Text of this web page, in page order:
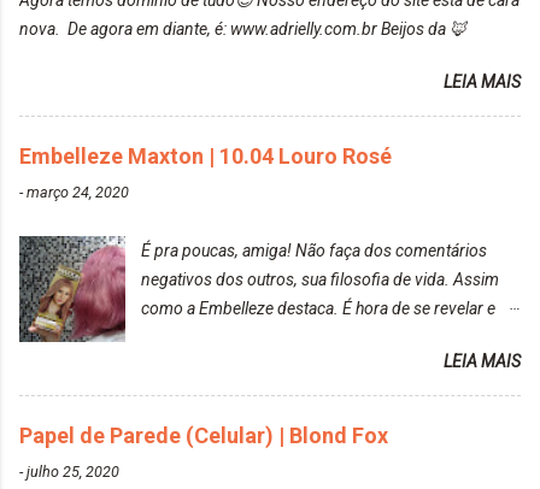
de inúmeras lavagens, meu cabelo teve um bom
desbotamento da cor, ele ficou um rosa bem suave,
DekapColor. Adorei o resultado da limpeza. Ficou
DekapColor "Minha mãe é lindaaaaa" Para quem
não conhece, o DekapColor é um p...
nova. De agora em diante, é: www.adrielly.com.br Beijos da 🦊
LEIA MAIS
Embelleze Maxton | 10.04 Louro Rosé
-março 24, 2020
É pra poucas, amiga! Não faça dos comentários
negativos dos outros, sua filosofia de vida. Assim
como a Embelleze destaca. É hora de se revelar e
vip Maxton liberdade para ser mais você Loiro Rosé
10.04. Após 30 minutos no cabelo, retirei o excesso
da tintura no banho e notei que os fios estavam
ressecados (Já ensinamos aqui no site, uma
LEIA MAIS
Papel de Parede (Celular) | Blond Fox
-julho 25, 2020